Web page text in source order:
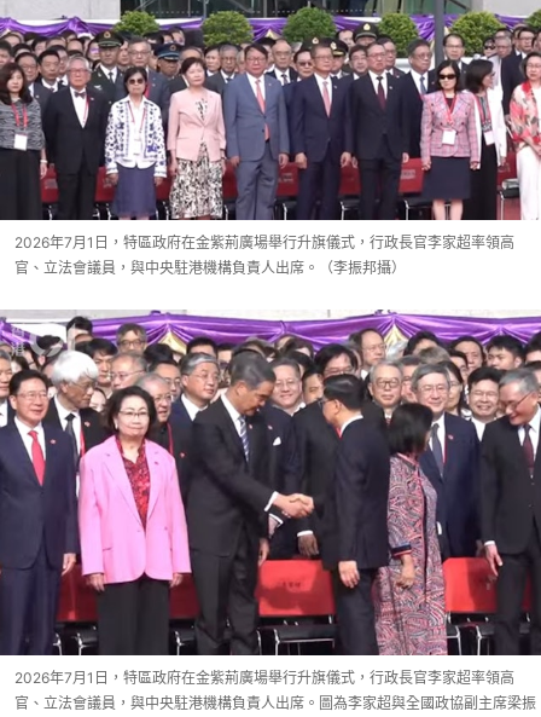
2026年7月1日，特區政府在金紫荊廣場舉行升旗儀式，行政長官李家超率領高
官、立法會議員，與中央駐港機構負責人出席。（李振邦攝）
2026年7月1日，特區政府在金紫荊廣場舉行升旗儀式，行政長官李家超率領高
官、立法會議員，與中央駐港機構負責人出席。圖為李家超與全國政協副主席梁振